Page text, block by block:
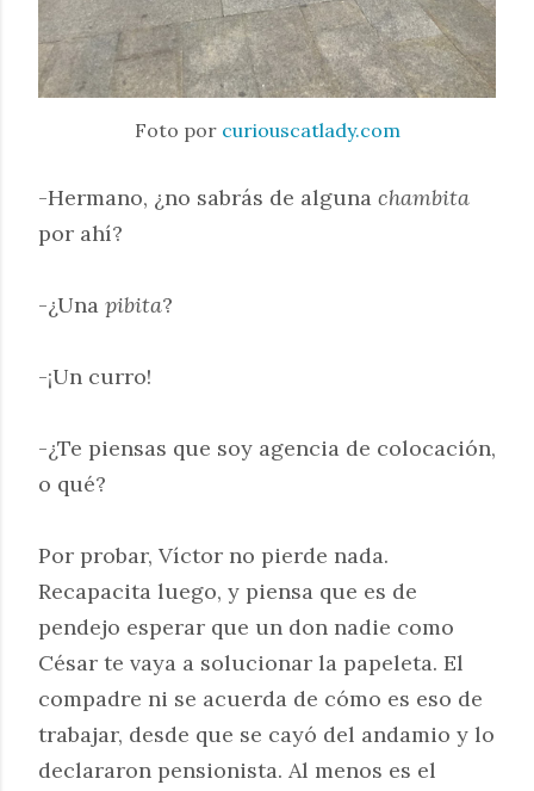
Foto por curiouscatlady.com
-Hermano, ¿no sabrás de alguna chambita
por ahí?
-¿Una pibita?
-¡Un curro!
-¿Te piensas que soy agencia de colocación,
o qué?
Por probar, Víctor no pierde nada.
Recapacita luego, y piensa que es de
pendejo esperar que un don nadie como
César te vaya a solucionar la papeleta. El
compadre ni se acuerda de cómo es eso de
trabajar, desde que se cayó del andamio y lo
declararon pensionista. Al menos es el